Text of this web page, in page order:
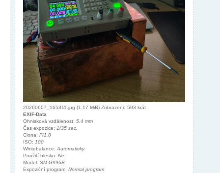
20260607_165311.jpg (1.17 MiB) Zobrazeno 593 krát
EXIF-Data
Ohnisková vzdálenost: 5.4 mm
Čas expozice: 1/35 sec.
Clona: F/1.8
ISO: 100
Whitebalance: Automaticky
Použití blesku: Ne
Model: SM-G996B
Expoziční program: Normal program